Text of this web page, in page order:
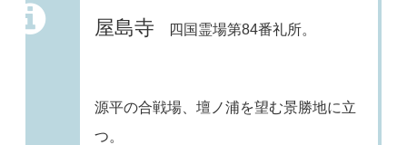
屋島寺 四国霊場第84番礼所。
源平の合戦場、壇ノ浦を望む景勝地に立
つ。